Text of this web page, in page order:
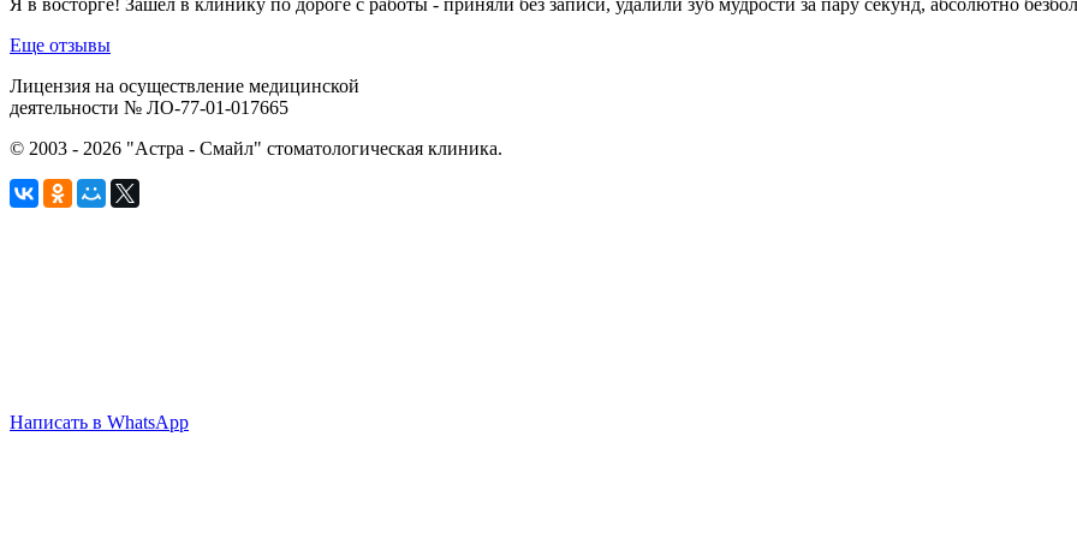
Я в восторге! Зашел в клинику по дороге с работы - приняли без записи, удалили зуб мудрости за пару секунд, абсолютно
Еще отзывы
Лицензия на осуществление медицинской
деятельности № ЛО-77-01-017665
© 2003 - 2026 "Астра - Смайл" стоматологическая клиника.
Написать в WhatsApp